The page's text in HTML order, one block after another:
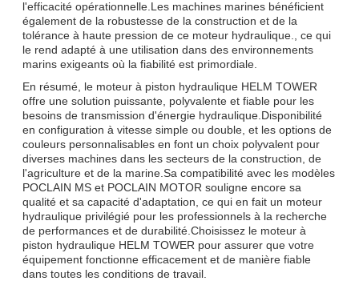
l'efficacité opérationnelle.Les machines marines bénéficient
également de la robustesse de la construction et de la
tolérance à haute pression de ce moteur hydraulique., ce qui
le rend adapté à une utilisation dans des environnements
marins exigeants où la fiabilité est primordiale.
En résumé, le moteur à piston hydraulique HELM TOWER
offre une solution puissante, polyvalente et fiable pour les
besoins de transmission d'énergie hydraulique.Disponibilité
en configuration à vitesse simple ou double, et les options de
couleurs personnalisables en font un choix polyvalent pour
diverses machines dans les secteurs de la construction, de
l'agriculture et de la marine.Sa compatibilité avec les modèles
POCLAIN MS et POCLAIN MOTOR souligne encore sa
qualité et sa capacité d'adaptation, ce qui en fait un moteur
hydraulique privilégié pour les professionnels à la recherche
de performances et de durabilité.Choisissez le moteur à
piston hydraulique HELM TOWER pour assurer que votre
équipement fonctionne efficacement et de manière fiable
dans toutes les conditions de travail.